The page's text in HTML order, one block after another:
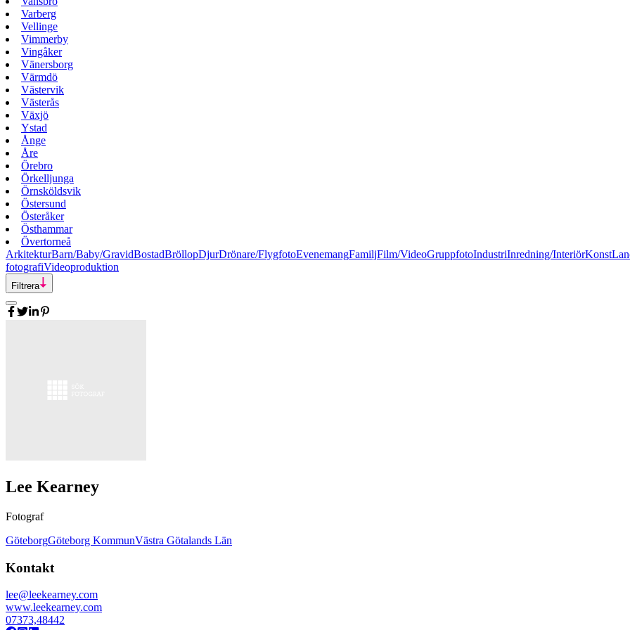
Varberg
Vellinge
Vimmerby
Vingåker
Vänersborg
Värmdö
Västervik
Västerås
Växjö
Ystad
Ånge
Åre
Örebro
Örkelljunga
Örnsköldsvik
Östersund
Österåker
Östhammar
Övertorneå
ArkitekturBarn/Baby/GravidBostadBröllopDjurDrönare/FlygfotoEvenemangFamiljFilm/VideoGruppfotoIndustriInredning/InteriörKonst
fotografiVideoproduktion
Filtrera
Lee Kearney
Fotograf
GöteborgGöteborg KommunVästra Götalands Län
Kontakt
lee@leekearney.com
www.leekearney.com
07373,48442